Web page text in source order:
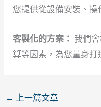
您提供從設備安裝、操
客製化的方案： 我們
算等因素，為您量身打
← 上一篇文章